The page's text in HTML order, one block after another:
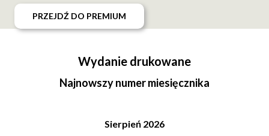
PRZEJDŹ DO PREMIUM
Wydanie drukowane
Najnowszy numer miesięcznika
Sierpień 2026